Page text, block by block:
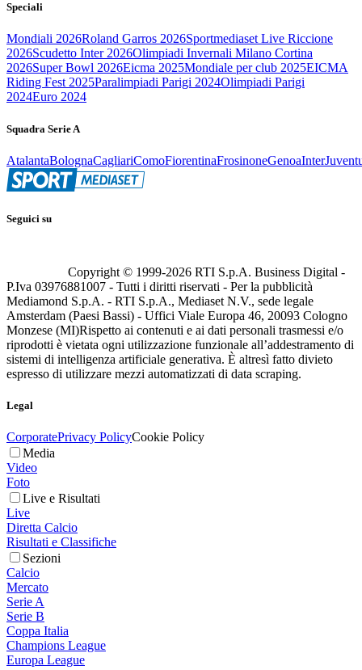
Speciali
Mondiali 2026Roland Garros 2026Sportmediaset Live Riccione
2026Scudetto Inter 2026Olimpiadi Invernali Milano Cortina
2026Super Bowl 2026Eicma 2025Mondiale per club 2025EICMA
Riding Fest 2025Paralimpiadi Parigi 2024Olimpiadi Parigi
2024Euro 2024
Squadra Serie A
AtalantaBolognaCagliariComoFiorentinaFrosinoneGenoaInter
Seguici su
Copyright © 1999-2026 RTI S.p.A. Business Digital -
P.Iva 03976881007 - Tutti i diritti riservati - Per la pubblicità
Mediamond S.p.A. - RTI S.p.A., Mediaset N.V., sede legale
Amsterdam (Paesi Bassi) - Uffici Viale Europa 46, 20093 Cologno
Monzese (MI)Rispetto ai contenuti e ai dati personali trasmessi e/o
riprodotti è vietata ogni utilizzazione funzionale all’addestramento di
sistemi di intelligenza artificiale generativa. È altresì fatto divieto
espresso di utilizzare mezzi automatizzati di data scraping.
Legal
CorporatePrivacy PolicyCookie Policy
Media
Video
Foto
Live e Risultati
Live
Diretta Calcio
Risultati e Classifiche
Sezioni
Calcio
Mercato
Serie A
Serie B
Coppa Italia
Champions League
Europa League